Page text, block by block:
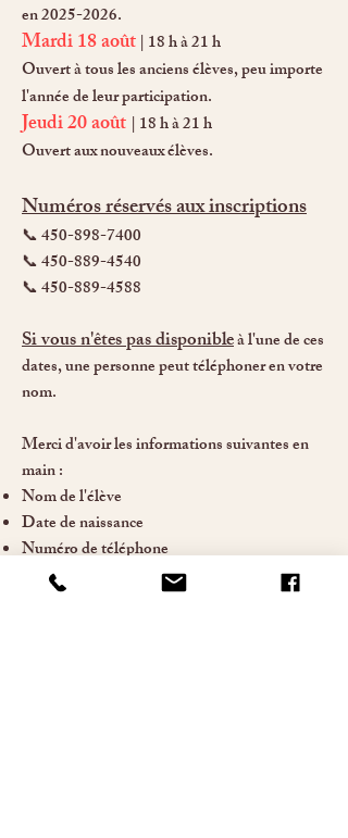
en2025-2026.
Mardi 18 août| 18 h à 21 h
Ouvert à tous les anciens élèves, peu importe
l'année de leur participation.
Jeudi 20 août | 18 h à 21 h
Ouvert aux nouveaux élèves.
Numéros réservés aux inscriptions
📞450-898-7400
📞 450-889-4540
📞 450-889-4588
Si vous n'êtes pas disponibleà l'une de ces
dates, une personne peut téléphoner en votre
nom.
Merci d'avoir les informations suivantes en
main :
Nom de l'élève
Date de naissance
Numéro de téléphone
Adresse courriel